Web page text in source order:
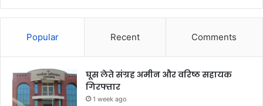
Popular Recent Comments
घूस लेते संग्रह अमीन और वरिष्ठ सहायक
गिरफ्तार
1 week ago